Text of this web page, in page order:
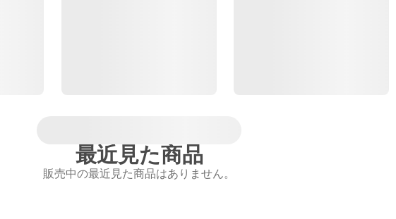
最近見た商品
販売中の最近見た商品はありません。